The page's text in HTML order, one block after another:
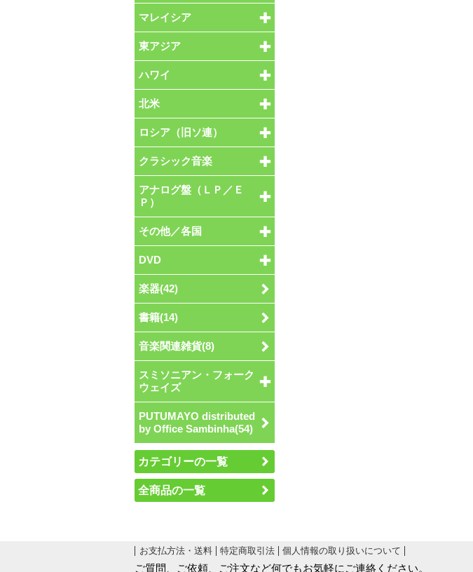
マレイシア
東アジア
ハワイ
北米
ロシア（旧ソ連）
クラシック音楽
アナログ盤（ＬＰ／Ｅ
Ｐ）
その他／各国
DVD
楽器(42)
書籍(14)
音楽関連雑貨(8)
スミソニアン・フォーク
ウェイズ
PUTUMAYO distributed
by Office Sambinha(54)
カテゴリーの一覧
全商品の一覧
お支払方法・送料 特定商取引法 個人情報の取り扱いについて
ご質問、ご依頼、ご注文など何でもお気軽にご連絡ください。